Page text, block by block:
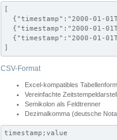
[
{"timestamp":"2000-01-
{"timestamp":"2000-01-
{"timestamp":"2000-01-
]
CSV-Format
Excel-kompatibles
Vereinfachte
Semikolon als Feldtrenner
Dezimalkomma (deutsche
timestamp;value